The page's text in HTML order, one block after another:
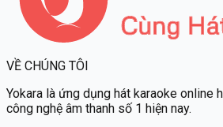
VỀ CHÚNG TÔI
Yokara là ứng dụng hát karaoke online
công nghệ âm thanh số 1 hiện nay.